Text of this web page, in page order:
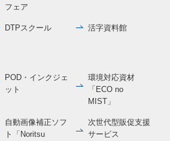
フェア
DTPスクール 活字資料館
POD・インクジェ
ット
環境対応資材
「ECO no
MIST」
自動画像補正ソフ
ト「Noritsu
次世代型販促支援
サービス